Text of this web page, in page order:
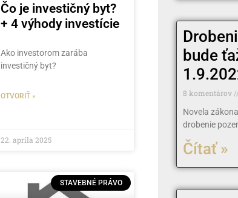
Čo je investičný byt?
+ 4 výhody investície
Ako investorom zarába
investičný byt?
OTVORIŤ »
22. apríla 2025
STAVEBNÉ PRÁVO
bude
8 komentárov
Novela
drobenie
Čítať »